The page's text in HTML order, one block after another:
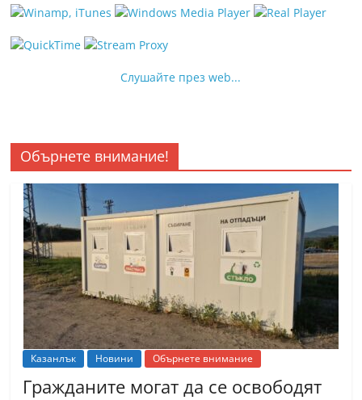
Слушайте през web...
Обърнете внимание!
Казанлък Новини Обърнете внимание
Гражданите могат да се освободят